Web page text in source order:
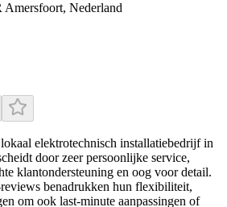
Amersfoort, Nederland
elektrotechnisch installatiebedrijf in
door zeer persoonlijke service,
klantondersteuning en oog voor detail.
benadrukken hun flexibiliteit,
om ook last-minute aanpassingen of